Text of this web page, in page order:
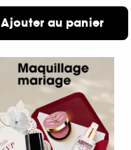
Ajouter au panier